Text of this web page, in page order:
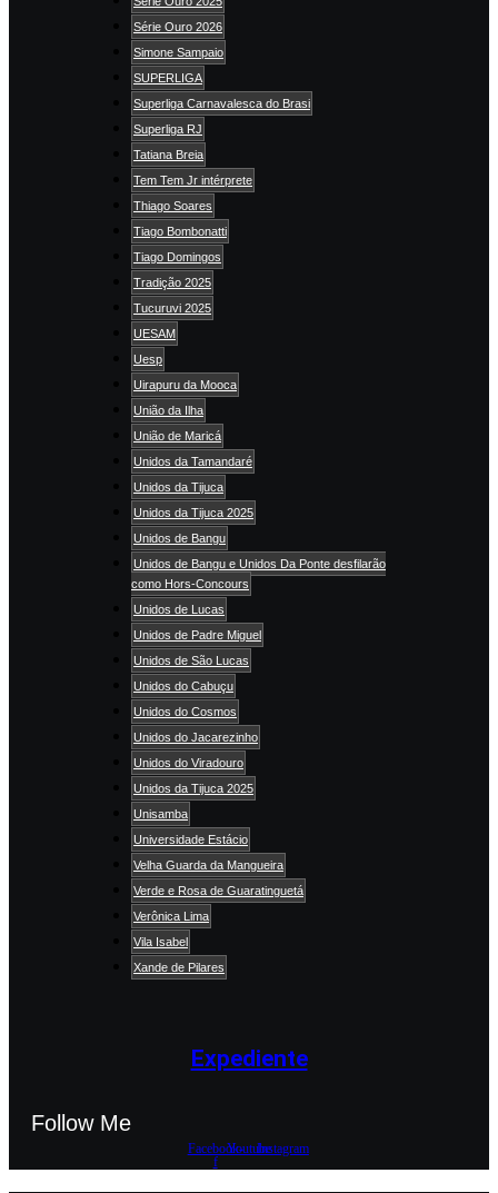
Série Ouro 2026
Simone Sampaio
SUPERLIGA
Superliga Carnavalesca do Brasi
Superliga RJ
Tatiana Breia
Tem Tem Jr intérprete
Thiago Soares
Tiago Bombonatti
Tiago Domingos
Tradição 2025
Tucuruvi 2025
UESAM
Uesp
Uirapuru da Mooca
União da Ilha
União de Maricá
Unidos da Tamandaré
Unidos da Tijuca
Unidos da Tijuca 2025
Unidos de Bangu
Unidos de Bangu e Unidos Da Ponte desfilarão
como Hors-Concours
Unidos de Lucas
Unidos de Padre Miguel
Unidos de São Lucas
Unidos do Cabuçu
Unidos do Cosmos
Unidos do Jacarezinho
Unidos do Viradouro
Unidos da Tijuca 2025
Unisamba
Universidade Estácio
Velha Guarda da Mangueira
Verde e Rosa de Guaratinguetá
Verônica Lima
Vila Isabel
Xande de Pilares
Expediente
Follow Me
Facebook-
f
YoutubeInstagram